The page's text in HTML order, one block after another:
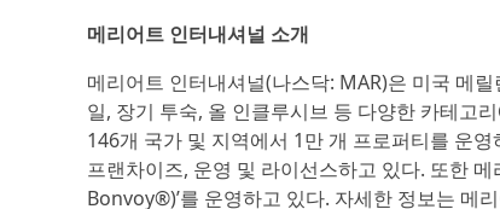
메리어트 인터내셔널 소개
메리어트 인터내셔널(나스닥: MAR)은 미국 메
일, 장기 투숙, 올 인클루시브 등 다양한 카테고
146개 국가 및 지역에서 1만 개 프로퍼티를 운
프랜차이즈, 운영 및 라이선스하고 있다. 또한
Bonvoy®)’를 운영하고 있다. 자세한 정보는 메